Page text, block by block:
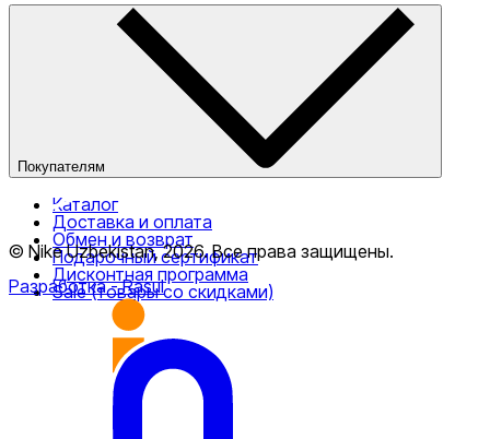
О компании
Наши магазины
Публичная оферта
Покупателям
Каталог
Доставка и оплата
Обмен и возврат
Подарочный сертификат
Дисконтная программа
Sale (товары со скидками)
© Nike Uzbekistan,2026.Все права защищены.
Разработка- Rasul